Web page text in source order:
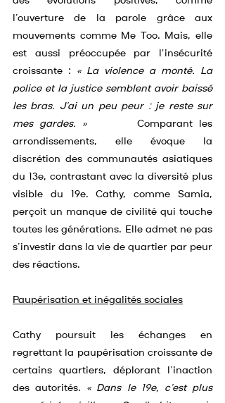
l’ouverture de la parole grâce aux
mouvements comme Me Too. Mais, elle
est aussi préoccupée par l'insécurité
croissante : « La violence a monté. La
police et la justice semblent avoir baissé
les bras. J’ai un peu peur : je reste sur
mes gardes. » Comparant les
arrondissements, elle évoque la
discrétion des communautés asiatiques
du 13e, contrastant avec la diversité plus
visible du 19e. Cathy, comme Samia,
perçoit un manque de civilité qui touche
toutes les générations. Elle admet ne pas
s’investir dans la vie de quartier par peur
des réactions.
Paupérisation et inégalités sociales
Cathy poursuit les échanges en
regrettant la paupérisation croissante de
certains quartiers, déplorant l’inaction
des autorités. « Dans le 19e, c’est plus